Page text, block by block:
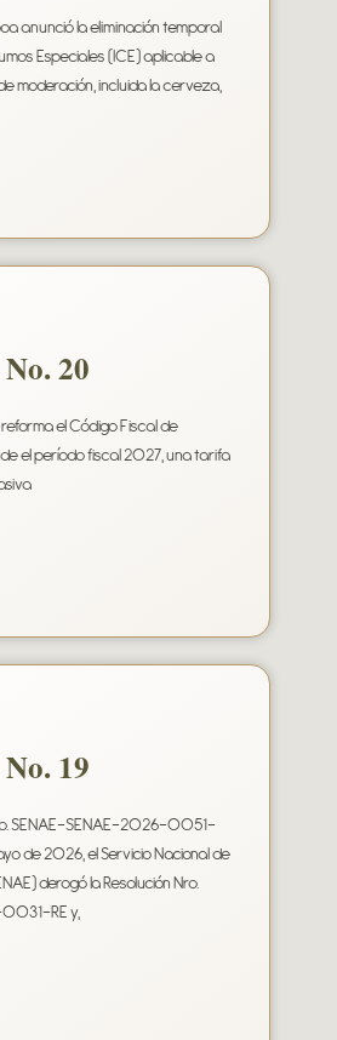
anunció la eliminación temporal
Especiales (ICE) aplicable a
moderación, incluida la cerveza,
20
el Código Fiscal de
el período fiscal 2027, una tarifa
19
SENAE-SENAE-2026-0051-
de 2026, el Servicio Nacional de
derogó la Resolución Nro.
RE y,